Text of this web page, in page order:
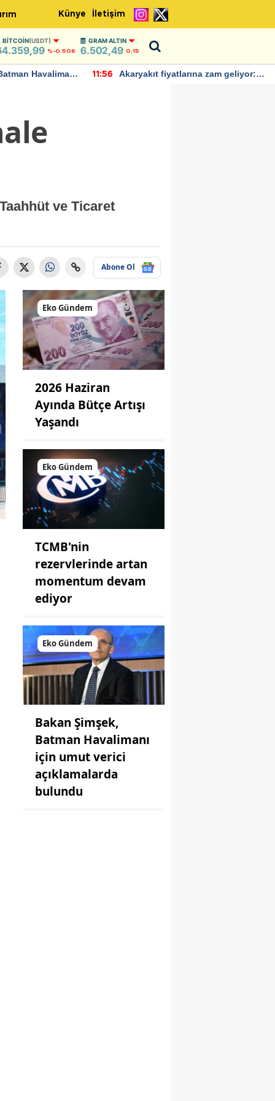
Künye İletişim
BITCOIN(USDT)
%-0.506
GRAM ALTIN
6.502,49 0,15
Havalimanı
11:56
Akaryakıt fiyatlarına zam geliyor:
ve Ticaret
Abone Ol
Eko Gündem
2026 Haziran
Ayında Bütçe Artışı
Yaşandı
Eko Gündem
TCMB'nin
rezervlerinde artan
momentum devam
ediyor
Eko Gündem
Bakan Şimşek,
Batman Havalimanı
için umut verici
açıklamalarda
bulundu